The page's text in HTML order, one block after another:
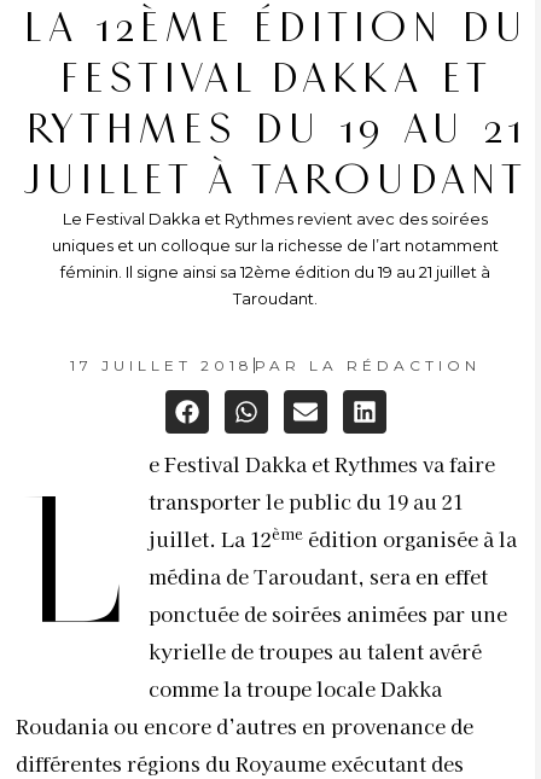
LA 12ÈME ÉDITION DU
FESTIVAL DAKKA ET
RYTHMES DU 19 AU 21
JUILLET À TAROUDANT
Le Festival Dakka et Rythmes revient avec des soirées
uniques et un colloque sur la richesse de l’art notamment
féminin. Il signe ainsi sa 12ème édition du 19 au 21 juillet à
Taroudant.
17 JUILLET 2018 PAR LA RÉDACTION
L
e Festival Dakka et Rythmes va faire
transporter le public du 19 au 21
juillet. La 12ème édition organisée à la
médina de Taroudant, sera en effet
ponctuée de soirées animées par une
kyrielle de troupes au talent avéré
comme la troupe locale Dakka
Roudania ou encore d’autres en provenance de
différentes régions du Royaume exécutant des